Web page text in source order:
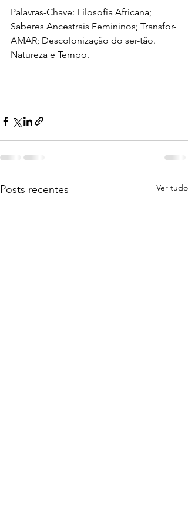
Palavras-Chave: Filosofia Africana;
Saberes Ancestrais Femininos; Transfor-
AMAR; Descolonização do ser-tão.
Natureza e Tempo.
Posts recentes Ver tudo